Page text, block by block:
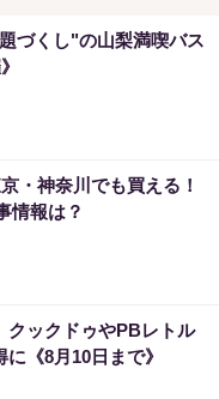
づくし"の山梨満喫バス
・神奈川でも買える！
情報は？
クックドゥやPBレトル
《8月10日まで》